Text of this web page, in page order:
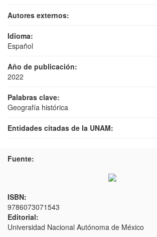
Autores externos:
Idioma:
Español
Año de publicación:
2022
Palabras clave:
Geografía histórica
Entidades citadas de la UNAM:
Fuente:
ISBN:
9786073071543
Editorial:
Universidad Nacional Autónoma de México